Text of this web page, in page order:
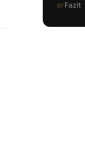
Fazit